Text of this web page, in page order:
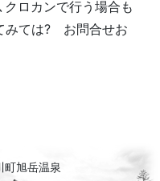
ロカンで行う場合も
みては? お問合せお
旭岳温泉